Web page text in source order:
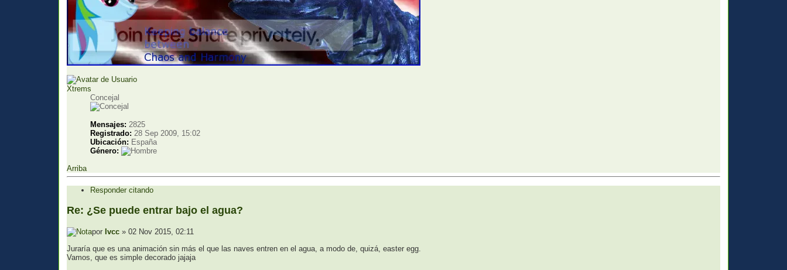
Xtrems
Concejal
Mensajes: 2825
Registrado: 28 Sep 2009, 15:02
Ubicación: España
Género:
Arriba
Responder citando
Re: ¿Se puede entrar bajo el agua?
por Ivcc » 02 Nov 2015, 02:11
Juraría que es una animación sin más el que las naves entren en el agua, a modo de, quizá, easter egg.
Vamos, que es simple decorado jajaja